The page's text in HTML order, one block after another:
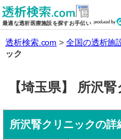
最適な透析医療施設を探すお手伝い
全国の
透析検索.com 全国の透析施
ック
【埼玉県】 所沢
所沢腎クリニックの詳